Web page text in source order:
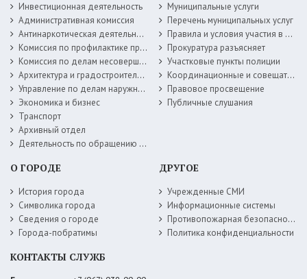
Инвестиционная деятельность
Административная комиссия
Антинаркотическая деятельность
Комиссия по профилактике правонарушений
Комиссия по делам несовершеннолетних
Архитектура и градостроительство
Управление по делам наружной рекламы
Экономика и бизнес
Транспорт
Архивный отдел
Деятельность по обращению с животными без владельцев
Муниципальные услуги
Перечень муниципальных услуг
Правила и условия участия в жилищных программах
Прокуратура разъясняет
Участковые пункты полиции
Координационные и совещательные органы
Правовое просвещение
Публичные слушания
О ГОРОДЕ
История города
Символика города
Сведения о городе
Города-побратимы
ДРУГОЕ
Учрежденные СМИ
Информационные системы
Противопожарная безопасность
Политика конфиденциальности
КОНТАКТЫ СЛУЖБ